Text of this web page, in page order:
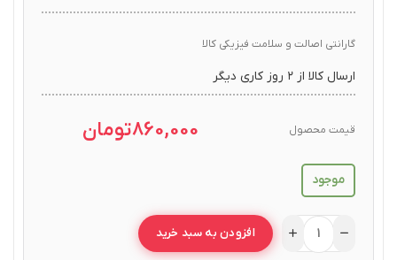
گارانتی اصالت و سلامت فیزیکی کالا
ارسال کالا از ۲ روز کاری دیگر
قیمت محصول 860,000تومان
موجود
افزودن به سبد خرید